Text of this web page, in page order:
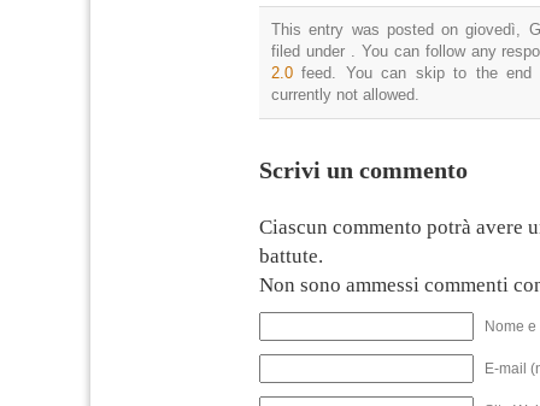
This entry was posted on giovedì,
filed under . You can follow any
2.0 feed. You can skip to the end
currently not allowed.
Scrivi un commento
Ciascun commento potrà avere
battute.
Non sono ammessi commenti
Nome
E-mail